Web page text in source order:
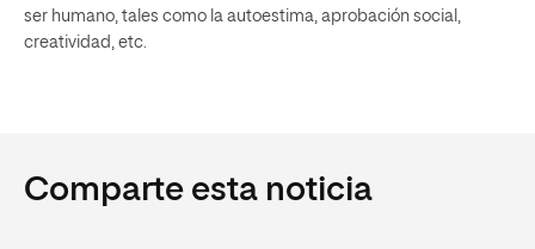
ser humano, tales como la autoestima, aprobación social,
creatividad, etc.
Comparte esta noticia